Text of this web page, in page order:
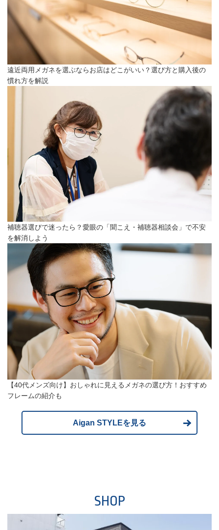
遠近両用メガネを選ぶならお店はどこがいい？選び方と購入後の
慣れ方を解説
補聴器選びで迷ったら？愛眼の「聞こえ・補聴器相談会」で不安
を解消しよう
【40代メンズ向け】おしゃれに見えるメガネの選び方！おすすめ
フレームの紹介も
Aigan STYLEを見る
SHOP